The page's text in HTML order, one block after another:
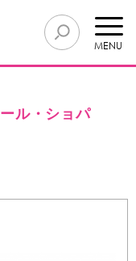
MENU
ル・ショパ